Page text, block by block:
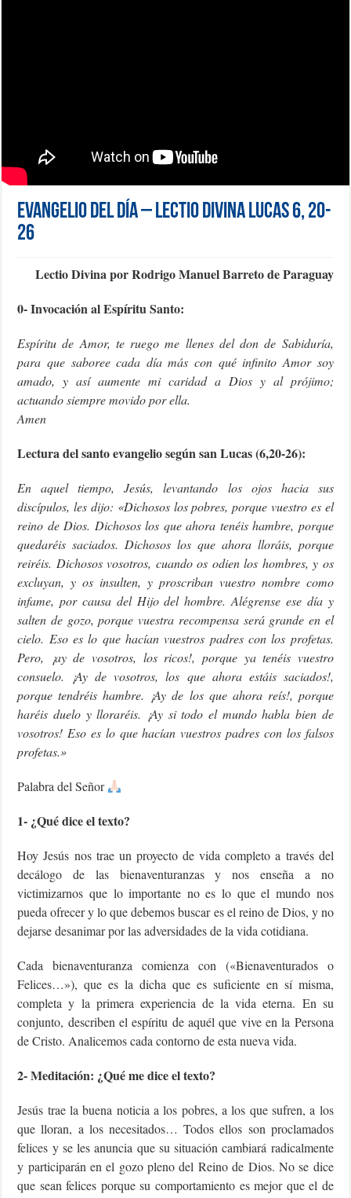
Evangelio del día – Lectio Divina Lucas 6, 20-
26
Lectio Divina por Rodrigo Manuel Barreto de Paraguay
0- Invocación al Espíritu Santo:
Espíritu de Amor, te ruego me llenes del don de Sabiduría,
para que saboree cada día más con qué infinito Amor soy
amado, y así aumente mi caridad a Dios y al prójimo;
actuando siempre movido por ella.
Amen
Lectura del santo evangelio según san Lucas (6,20-26):
En aquel tiempo, Jesús, levantando los ojos hacia sus
discípulos, les dijo: «Dichosos los pobres, porque vuestro es el
reino de Dios. Dichosos los que ahora tenéis hambre, porque
quedaréis saciados. Dichosos los que ahora lloráis, porque
reiréis. Dichosos vosotros, cuando os odien los hombres, y os
excluyan, y os insulten, y proscriban vuestro nombre como
infame, por causa del Hijo del hombre. Alégrense ese día y
salten de gozo, porque vuestra recompensa será grande en el
cielo. Eso es lo que hacían vuestros padres con los profetas.
Pero, ¡ay de vosotros, los ricos!, porque ya tenéis vuestro
consuelo. ¡Ay de vosotros, los que ahora estáis saciados!,
porque tendréis hambre. ¡Ay de los que ahora reís!, porque
haréis duelo y lloraréis. ¡Ay si todo el mundo habla bien de
vosotros! Eso es lo que hacían vuestros padres con los falsos
profetas.»
Palabra del Señor
1- ¿Qué dice el texto?
Hoy Jesús nos trae un proyecto de vida completo a través del
decálogo de las bienaventuranzas y nos enseña a no
victimizarnos que lo importante no es lo que el mundo nos
pueda ofrecer y lo que debemos buscar es el reino de Dios, y no
dejarse desanimar por las adversidades de la vida cotidiana.
Cada bienaventuranza comienza con («Bienaventurados o
Felices…»), que es la dicha que es suficiente en sí misma,
completa y la primera experiencia de la vida eterna. En su
conjunto, describen el espíritu de aquél que vive en la Persona
de Cristo. Analicemos cada contorno de esta nueva vida.
2- Meditación: ¿Qué me dice el texto?
Jesús trae la buena noticia a los pobres, a los que sufren, a los
que lloran, a los necesitados… Todos ellos son proclamados
felices y se les anuncia que su situación cambiará radicalmente
y participarán en el gozo pleno del Reino de Dios. No se dice
que sean felices porque su comportamiento es mejor que el de